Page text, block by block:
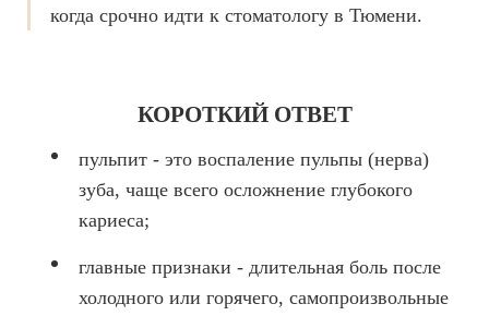
Брекеты на нижнюю челюсть
ИМПЛАНТАЦИЯ ЗУБОВ
Синус-лифтинг и костная пластика
когда срочно идти к стоматологу в Тюмени.
КОРОТКИЙ ОТВЕТ
пульпит - это воспаление пульпы (нерва)
зуба, чаще всего осложнение глубокого
кариеса;
главные признаки - длительная боль после
холодного или горячего, самопроизвольные